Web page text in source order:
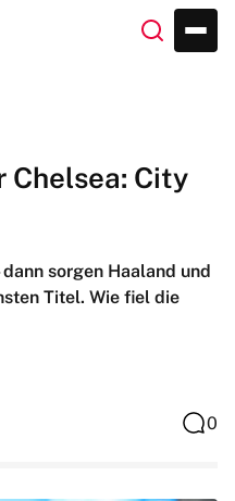
Chelsea: City
sorgen Haaland und
Titel. Wie fiel die
0